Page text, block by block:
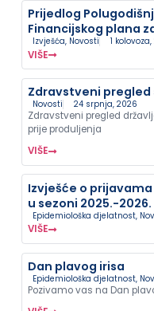
Prijedlog
Financijskog plana
Izvješća, Novosti 1
VIŠE
Zdravstveni
Novosti 24 srpnja, 2026
Zdravstveni pregled
prije produljenja
VIŠE
Izvješće o
u sezoni 2025.-2026.
Epidemiološka djelatnost,
VIŠE
Dan plavog irisa
Epidemiološka djelatnost,
Pozivamo vas na Dan